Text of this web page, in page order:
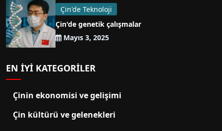
Çin'de Teknoloji
Çin'de genetik çalışmalar
Mayıs 3, 2025
EN IYI KATEGORILER
Çinin ekonomisi ve gelişimi
Çin kültürü ve gelenekleri